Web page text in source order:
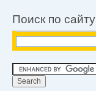
Поиск по сайту